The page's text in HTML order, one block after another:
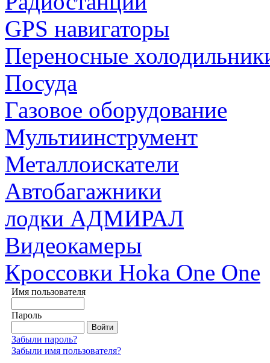
GPS навигаторы
Переносные
Посуда
Газовое оборудование
Мультиинструмент
Металлоискатели
Автобагажники
лодки АДМИРАЛ
Видеокамеры
Кроссовки Hoka One One
Имя пользователя
Пароль
Забыли пароль?
Забыли имя пользователя?